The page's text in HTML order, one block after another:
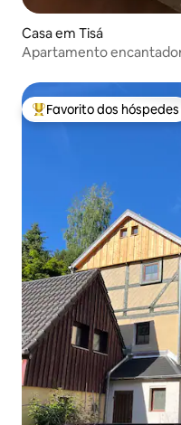
Casa em Tisá
Apartamento
Favoritos dos hóspedes
Favorito dos hóspedes